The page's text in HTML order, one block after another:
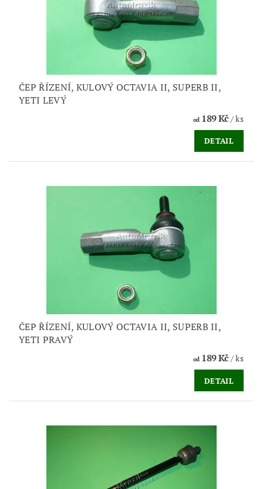
ČEP ŘÍZENÍ, KULOVÝ OCTAVIA II, SUPERB II,
YETI LEVÝ
od189 Kč/ ks
DETAIL
ČEP ŘÍZENÍ, KULOVÝ OCTAVIA II, SUPERB II,
YETI PRAVÝ
od189 Kč/ ks
DETAIL